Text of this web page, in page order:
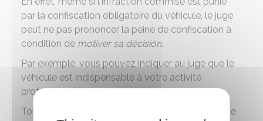
par la confiscation obligatoire du véhicule, le juge
peut ne pas prononcer la peine de confiscation à
condition de motiver sa décision.
Par exemple, vous pouvez indiquer au juge que le
véhicule est indispensable à votre activité
professionnelle.
Toutefois, le juge n'est pas obligé de tenir compte